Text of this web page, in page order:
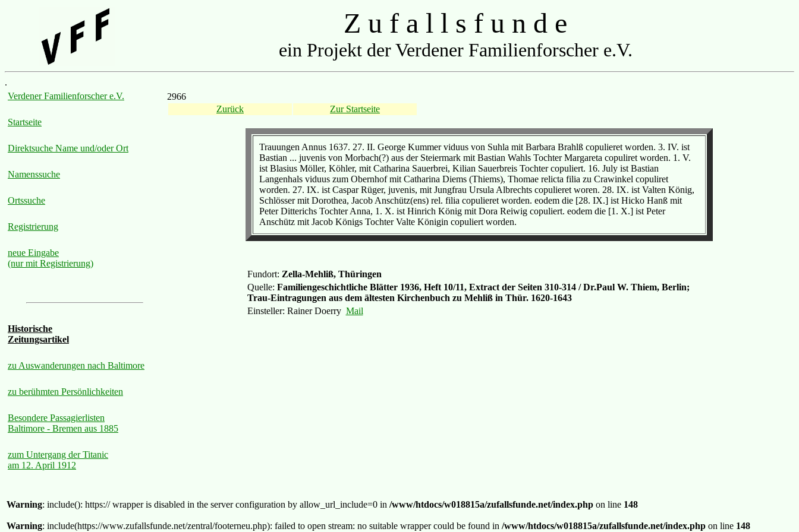
Z u f a l l s f u n d e
ein Projekt der Verdener Familienforscher e.V.
.
Verdener Familienforscher e.V.
Startseite
Direktsuche Name und/oder Ort
Namenssuche
Ortssuche
Registrierung
neue Eingabe
(nur mit Registrierung)
Historische
Zeitungsartikel
zu Auswanderungen nach Baltimore
zu berühmten Persönlichkeiten
Besondere Passagierlisten
Baltimore - Bremen aus 1885
zum Untergang der Titanic
am 12. April 1912
2966
Zurück
Zur Startseite
Trauungen Annus 1637. 27. II. George Kummer viduus von Suhla mit Barbara Brahlß copulieret worden. 3. IV. ist
Bastian ... juvenis von Morbach(?) aus der Steiermark mit Bastian Wahls Tochter Margareta copuliret worden. 1. V.
ist Blasius Möller, Köhler, mit Catharina Sauerbrei, Kilian Sauerbreis Tochter copuliert. 16. July ist Bastian
Langenhals viduus zum Obernhof mit Catharina Diems (Thiems), Thomae relicta filia zu Crawinkel copuliret
worden. 27. IX. ist Caspar Rüger, juvenis, mit Jungfrau Ursula Albrechts copulieret woren. 28. IX. ist Valten König,
Schlösser mit Dorothea, Jacob Anschütz(ens) rel. filia copulieret worden. eodem die [28. IX.] ist Hicko Hanß mit
Peter Ditterichs Tochter Anna, 1. X. ist Hinrich König mit Dora Reiwig copuliert. eodem die [1. X.] ist Peter
Anschütz mit Jacob Königs Tochter Valte Königin copuliert worden.
Fundort: Zella-Mehliß, Thüringen
Quelle: Familiengeschichtliche Blätter 1936, Heft 10/11, Extract der Seiten 310-314 / Dr.Paul W. Thiem, Berlin;
Trau-Eintragungen aus dem ältesten Kirchenbuch zu Mehliß in Thür. 1620-1643
Einsteller: Rainer Doerry Mail
Warning: include(): https:// wrapper is disabled in the server configuration by allow_url_include=0 in /www/htdocs/w018815a/zufallsfunde.net/index.php on line 148
Warning: include(https://www.zufallsfunde.net/zentral/footerneu.php): failed to open stream: no suitable wrapper could be found in /www/htdocs/w018815a/zufallsfunde.net/index.php on line 148